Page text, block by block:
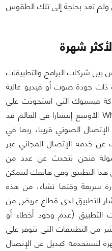
تعد بحاجة إلى تلك الطقوس
شهرة
شركات البرامج والتطبيقات
ذات جودة صوت أو فيديو عالية
فيسبوك التي استحوذت على
تطبيق المراسلة النصية Whatsapp الأوسع إنتشارا في العالم قد
الصوتي قريبا، ربما في
عن خدمة الإتصال المجاني عبر
فنحن نتحدث عن عدد من
هذا التطبيق وفي هاتفك لتتمكن
سريعة وقتما تشاء، من هذه
التطبيق لدى قطاع عريض من
التطبيق (عدم وجود أخطاء أو
من التطبيقات التي تتوفر على
لتستخدمه كبديل عن الإتصال